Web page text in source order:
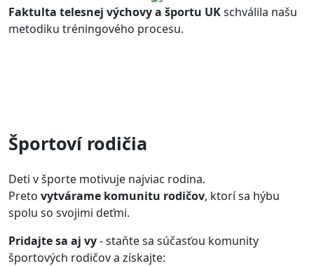
Faktulta telesnej výchovy a športu UKschválila našu
metodiku tréningového procesu.
Športoví rodičia
Deti v športe motivuje najviac rodina.
Preto vytvárame komunitu rodičov, ktorí sa hýbu
spolu so svojimi deťmi.
Pridajte sa aj vy- staňte sa súčasťou komunity
športových rodičov a získajte: